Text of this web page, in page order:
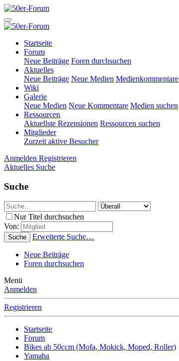
Startseite
Forum
Neue Beiträge Foren durchsuchen
Aktuelles
Neue Beiträge Neue Medien Medienkommentare
Wiki
Galerie
Neue Medien Neue Kommentare Medien suchen
Ressourcen
Aktuellste Rezensionen Ressourcen suchen
Mitglieder
Zurzeit aktive Besucher
Anmelden Registrieren
Aktuelles Suche
Suche
Nur Titel durchsuchen
Von:
Suche Erweiterte Suche…
Neue Beiträge
Foren durchsuchen
Menü
Anmelden
Registrieren
Startseite
Forum
Bikes ab 50ccm (Mofa, Mokick, Moped, Roller)
Yamaha